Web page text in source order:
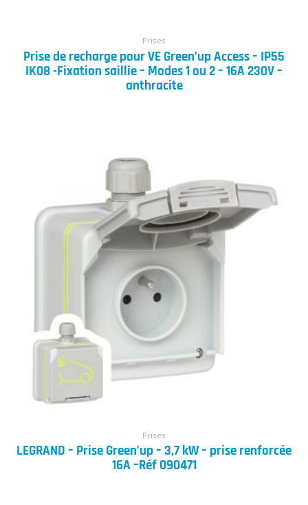
Prises
Prise de recharge pour VE Green’up Access – IP55
IK08 -Fixation saillie – Modes 1 ou 2 – 16A 230V –
anthracite
Prises
LEGRAND – Prise Green’up – 3,7 kW – prise renforcée
16A –Réf 090471